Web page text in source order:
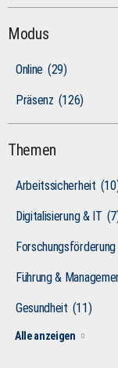
Modus
Online (29)
Präsenz (126)
Themen
Arbeitssicherheit
Digitalisierung & IT
Forschungsförderung
Führung &
Gesundheit (11)
Alle anzeigen